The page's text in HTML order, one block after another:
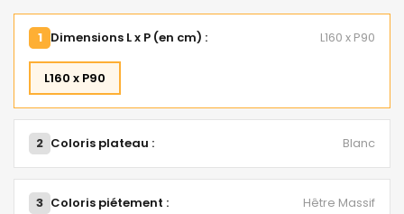
1 Dimensions L x P (en cm) : L160 x P90
L160 x P90
2 Coloris plateau : Blanc
3 Coloris piétement : Hêtre Massif